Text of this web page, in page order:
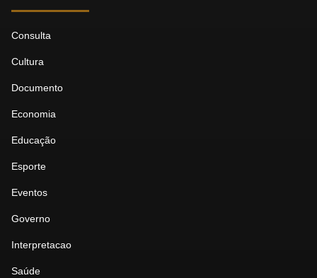
Consulta
Cultura
Documento
Economia
Educação
Esporte
Eventos
Governo
Interpretacao
Saúde